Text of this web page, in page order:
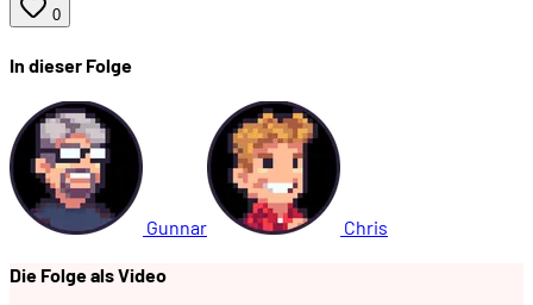
01:00:53
01:04:48 Die Endphase von Thalion
01:08:49 Die englische Version von Ambermoon
01:11:52 Entwicklungsvorteile und Inspirationen
01:17:43 Erfolg und Feedback
01:22:10 Was wäre der dritte Teil geworden?
0
In dieser Folge
Gunnar Chris
Die Folge als Video